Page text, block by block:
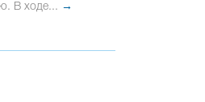
В ходе... →